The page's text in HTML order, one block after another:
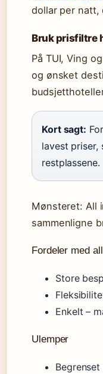
dollar per natt,
Bruk prisfiltre
På TUI, Ving
og ønsket
Kort sagt:
lavest priser,
restplassene.
Mønsteret: All
sammenligne
Fordeler med
Store
Enkelt –
Ulemper